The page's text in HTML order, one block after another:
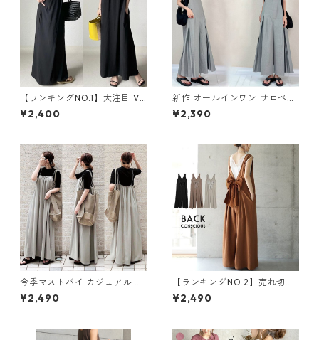
【ランキングNO.1】大注目 V
ネック ノースリーブ ワンピー
ス m-738
¥2,400
新作 オールインワン サロペッ
トパンツ m-462
¥2,390
今季マストバイ カジュアル ゆ
ったりキャミワンピース m-4
65
¥2,490
【ランキングNO.2】売れ切れ
必至 バックリボン4色展開 オ
ールインワン m-385
¥2,490